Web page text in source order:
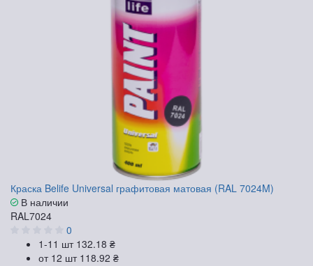
Краска Belife Universal графитовая матовая (RAL 7024M)
В наличии
RAL7024
0
1-11 шт 132.18 ₴
от 12 шт 118.92 ₴